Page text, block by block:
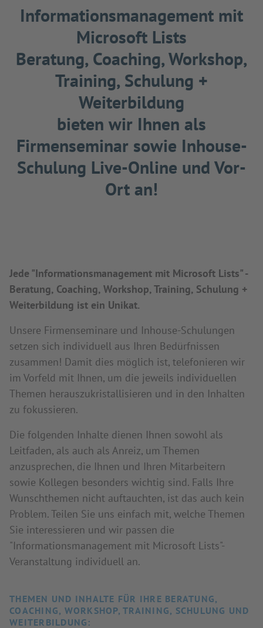
Informationsmanagement mit
Microsoft Lists
Beratung, Coaching, Workshop,
Training, Schulung +
Weiterbildung
bieten wir Ihnen als
Firmenseminar sowie Inhouse-
Schulung Live-Online und Vor-
Ort an!
Jede "Informationsmanagement mit Microsoft Lists" -
Beratung, Coaching, Workshop, Training, Schulung +
Weiterbildung ist ein Unikat.
Unsere Firmenseminare und Inhouse-Schulungen
setzen sich individuell aus Ihren Bedürfnissen
zusammen! Damit dies möglich ist, telefonieren wir
im Vorfeld mit Ihnen, um die jeweils individuellen
Themen herauszukristallisieren und in den Inhalten
zu fokussieren.
Die folgenden Inhalte dienen Ihnen sowohl als
Leitfaden, als auch als Anreiz, um Themen
anzusprechen, die Ihnen und Ihren Mitarbeitern
sowie Kollegen besonders wichtig sind. Falls Ihre
Wunschthemen nicht auftauchten, ist das auch kein
Problem. Teilen Sie uns einfach mit, welche Themen
Sie interessieren und wir passen die
"Informationsmanagement mit Microsoft Lists"-
Veranstaltung individuell an.
THEMEN UND INHALTE FÜR IHRE BERATUNG,
COACHING, WORKSHOP, TRAINING, SCHULUNG UND
WEITERBILDUNG: